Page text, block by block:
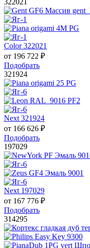
322021
Color 322021
от 196 722 ₽
Подобрать
321924
Next 321924
от 166 626 ₽
Подобрать
197029
Next 197029
от 167 776 ₽
Подобрать
314295